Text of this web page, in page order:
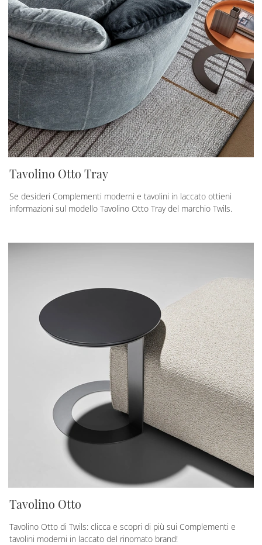
Tavolino Otto Tray
Se desideri Complementi moderni e tavolini in laccato ottieni
informazioni sul modello Tavolino Otto Tray del marchio Twils.
Tavolino Otto
Tavolino Otto di Twils: clicca e scopri di più sui Complementi e
tavolini moderni in laccato del rinomato brand!